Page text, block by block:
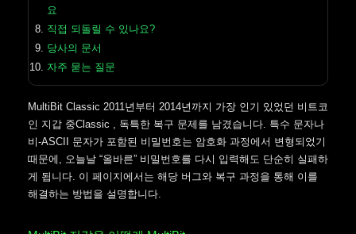
요
직접 되돌릴 수 있나요?
당사의 문서
자주 묻는 질문
MultiBit Classic 2011년부터 2014년까지 가장 인기 있었던 비트코
인 지갑 중Classic , 독특한 복구 문제를 남겼습니다. 특수 문자나
비-ASCII 문자가 포함된 비밀번호는 암호화 과정에서 변형되었기
때문에, 오늘날 “올바른” 비밀번호를 다시 입력해도 단순히 실패하
게 됩니다. 이 페이지에서는 해당 버그와 복구 과정을 통해 이를
해결하는 방법을 설명합니다.